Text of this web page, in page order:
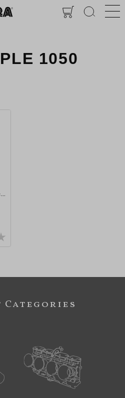
1050
Categories